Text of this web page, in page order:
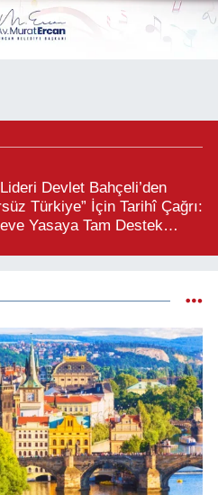
Devlet Bahçeli’den
Türkiye” İçin Tarihî Çağrı:
Yasaya Tam Destek